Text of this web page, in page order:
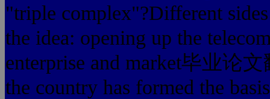
"triple complex"?Different
the idea: opening up the
enterprise and market毕业论
the country has formed the